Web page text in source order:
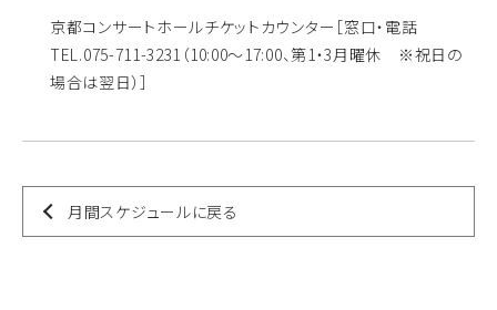
京都コンサートホールチケットカウンター ［窓口・電話
TEL.075-711-3231（10:00～17:00、第1・3月曜休 ※祝日の
場合は翌日）］
月間スケジュールに戻る